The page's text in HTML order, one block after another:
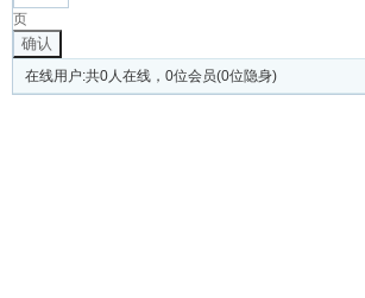
页
确认
在线用户:共0人在线，0位会员(0位隐身)